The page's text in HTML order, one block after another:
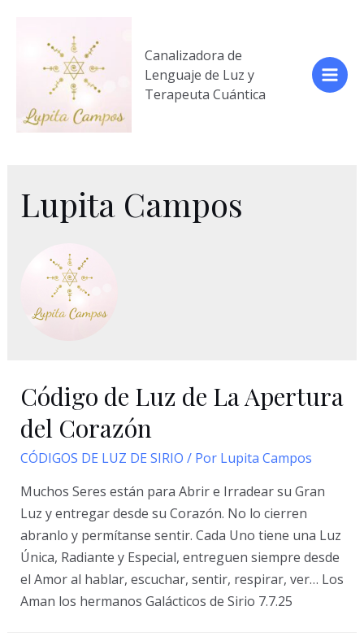
contenido
Canalizadora de
Lenguaje de Luz y
Terapeuta Cuántica
Main
Lupita Campos
Código de Luz de La Apertura
del Corazón
CÓDIGOS DE LUZ DE SIRIO / Por Lupita Campos
Muchos Seres están para Abrir e Irradear su Gran
Luz y entregar desde su Corazón. No lo cierren
abranlo y permítanse sentir. Cada Uno tiene una Luz
Única, Radiante y Especial, entreguen siempre desde
el Amor al hablar, escuchar, sentir, respirar, ver… Los
Aman los hermanos Galácticos de Sirio 7.7.25